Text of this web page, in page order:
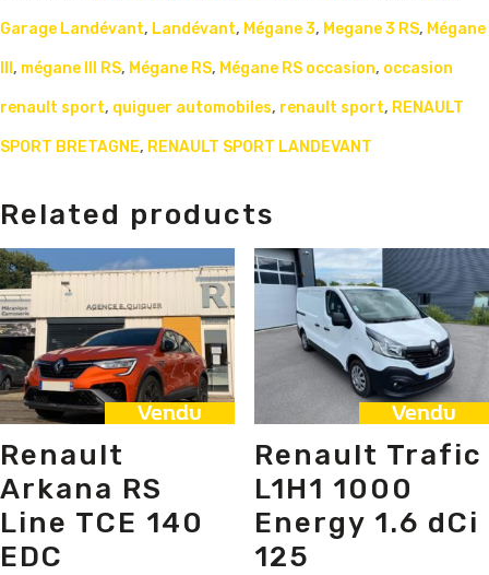
Garage Landévant, Landévant, Mégane 3, Megane 3 RS, Mégane
, mégane III RS, Mégane RS, Mégane RS occasion, occasion
renault sport, quiguer automobiles, renault sport, RENAULT
SPORT BRETAGNE, RENAULT SPORT LANDEVANT
Related products
Vendu
Renault
Arkana RS
Line TCE 140
EDC
Vendu
Renault Trafic
L1H1 1000
Energy 1.6 dCi
125